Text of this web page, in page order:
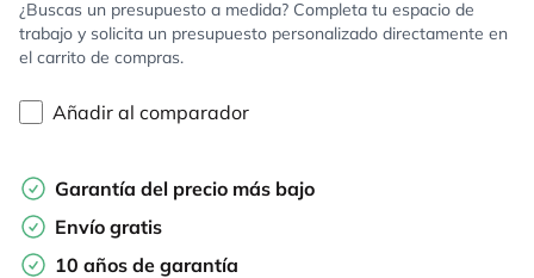
¿Buscas un presupuesto a medida? Completa tu espacio de
trabajo y solicita un presupuesto personalizado directamente en
el carrito de compras.
Añadir al comparador
Garantía del precio más bajo
Envío gratis
10 años de garantía